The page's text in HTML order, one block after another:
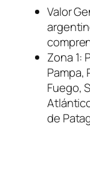
Valor
Zona 1:
Pampa,
Fuego,
de